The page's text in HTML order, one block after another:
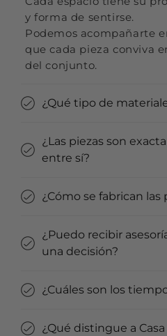
y forma de sentirse.
Podemos acompañarte
que cada pieza conviva
del conjunto.
¿Qué tipo de
¿Las piezas son
entre sí?
¿Cómo se fabrican las
¿Puedo recibir
una decisión?
¿Cuáles son los
¿Qué distingue a